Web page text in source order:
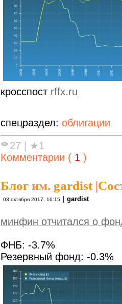
кросспост rffx.ru
спецраздел: облигации
27
★1
Комментарии ( 1 )
Блог им. gardist|
03 октября 2017, 16:15 gardist
минфин отчитался о
ФНБ: -3.7%
Резервный фонд: -0.3%